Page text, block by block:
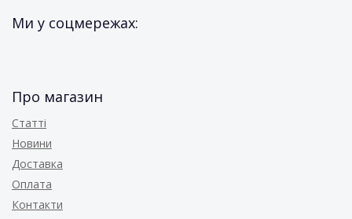
Ми у соцмережах:
Про магазин
Статті
Новини
Доставка
Оплата
Контакти